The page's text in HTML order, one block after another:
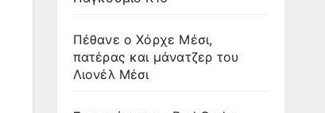
Πέθανε ο Χόρχε Μέσι,
πατέρας και μάνατζερ του
Λιονέλ Μέσι